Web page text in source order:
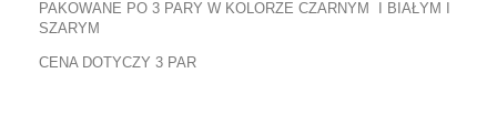
PAKOWANE PO 3 PARY W KOLORZE CZARNYM I BIAŁYM I
SZARYM
CENA DOTYCZY 3 PAR